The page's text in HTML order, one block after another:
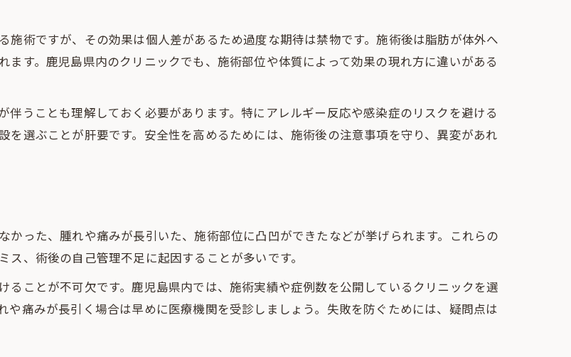
の禁忌や注意事項を徹底チェック
溶解注射の禁忌条件を詳しく解説
溶解が受けられない体質や持病について
溶解施術で注意すべき薬剤アレルギー
溶解施術の種類と自分に合う選び方
溶解注射はどこを打つのが効果的か
溶解の部位別メリットとリスクを比較
溶解で理想の仕上がりを実現するコツ
で安全な脂肪溶解を受けるポイント
術ですが、その効果は個人差があるため過度な期待は禁物です。施術後は脂肪が体外へ
す。鹿児島県内のクリニックでも、施術部位や体質によって効果の現れ方に違いがある
うことも理解しておく必要があります。特にアレルギー反応や感染症のリスクを避ける
選ぶことが肝要です。安全性を高めるためには、施術後の注意事項を守り、異変があれ
った、腫れや痛みが長引いた、施術部位に凸凹ができたなどが挙げられます。これらの
、術後の自己管理不足に起因することが多いです。
ことが不可欠です。鹿児島県内では、施術実績や症例数を公開しているクリニックを選
痛みが長引く場合は早めに医療機関を受診しましょう。失敗を防ぐためには、疑問点は